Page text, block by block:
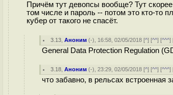
Причём тут девопсы вообще? Тут
том числе и пароль -- потом это кто-то
кубер от такого не спасёт.
3.13 ,Аноним (-), 16:58, 02/05/2018 [^] [^^] [^^^]
General Data Protection Regulation
3.18 ,Аноним (-), 23:29, 02/05/2018 [^] [^^] [^^^]
что забавно, в рельсах встроенная